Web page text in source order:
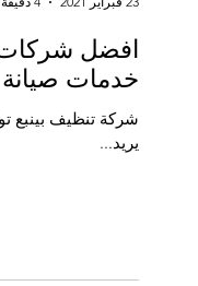
خدمات
شركة تنظيف بينبع
يريد...